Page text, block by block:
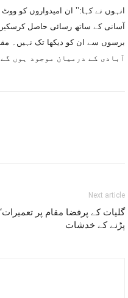
انہوں نے کہا:’’ ان امیدواروں کو
آسانی کے ساتھ رسائی حاصل
آبادی کے درمیان موجود ہوں گے
Next article
گلیات کے پرفضا مقام پر
پڑنے کے خدشات